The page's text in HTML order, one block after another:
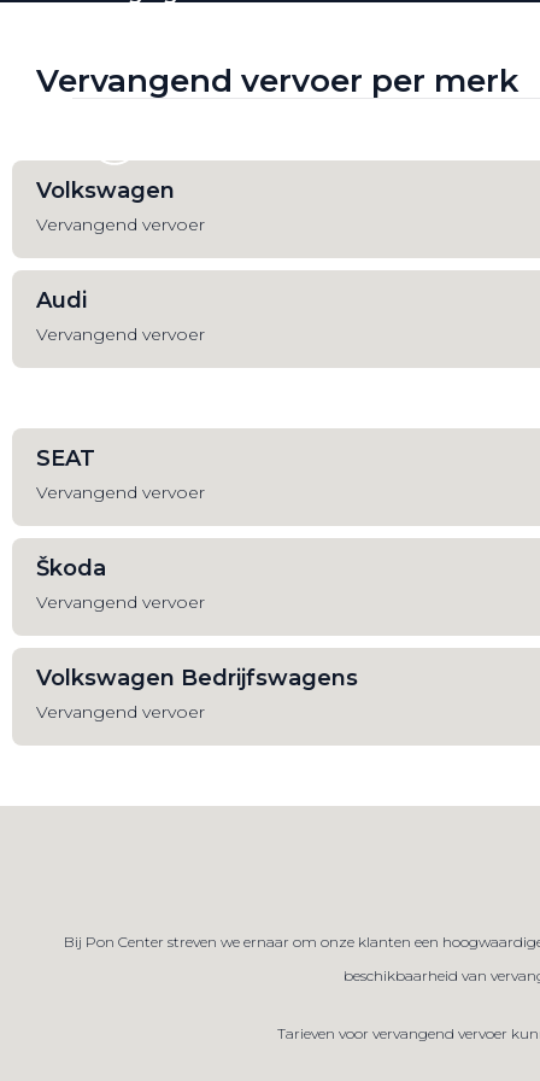
Vervangend vervoer per merk
Volkswagen
Vervangend vervoer
Audi
Vervangend vervoer
SEAT
Vervangend vervoer
Škoda
Vervangend vervoer
Volkswagen Bedrijfswagens
Vervangend vervoer
Bij Pon Center streven we ernaar om onze klanten een
beschikbaarheid van
Tarieven voor vervangend vervoer